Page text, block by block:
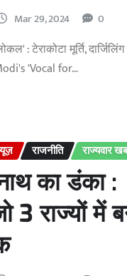
Mar 29, 2024 0
: टेराकोटा मूर्ति,
'Vocal for…
राजनीति राज्यवार
का डंका :
राज्यों में